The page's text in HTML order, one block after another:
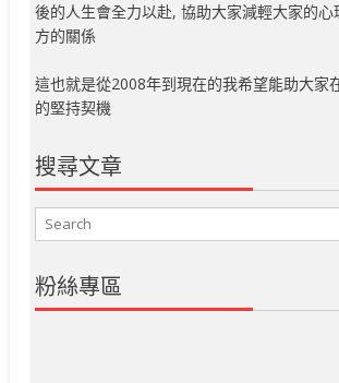
後的人生會全力以赴, 協助大家減輕大家的
方的關係
這也就是從2008年到現在的我希望能助大家
的堅持契機
搜尋文章
粉絲專區